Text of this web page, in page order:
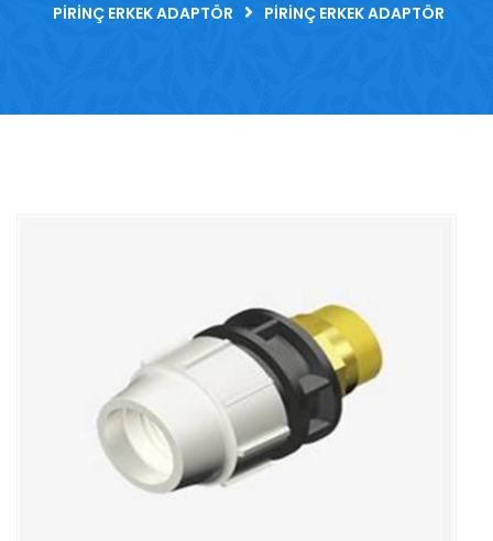
PIRINÇ ERKEK ADAPTÖR
PIRINÇ ERKEK ADAPTÖR